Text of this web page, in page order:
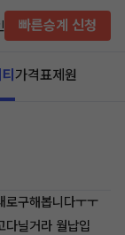
빠른승계 신청
가격표제원
로구해봅니다ㅜㅜ
다닐거라 월납입